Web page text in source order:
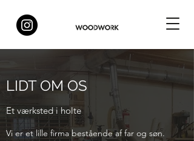
LIDT OM OS
Et værksted i holte
Vi er et lille firma bestående af far og søn.